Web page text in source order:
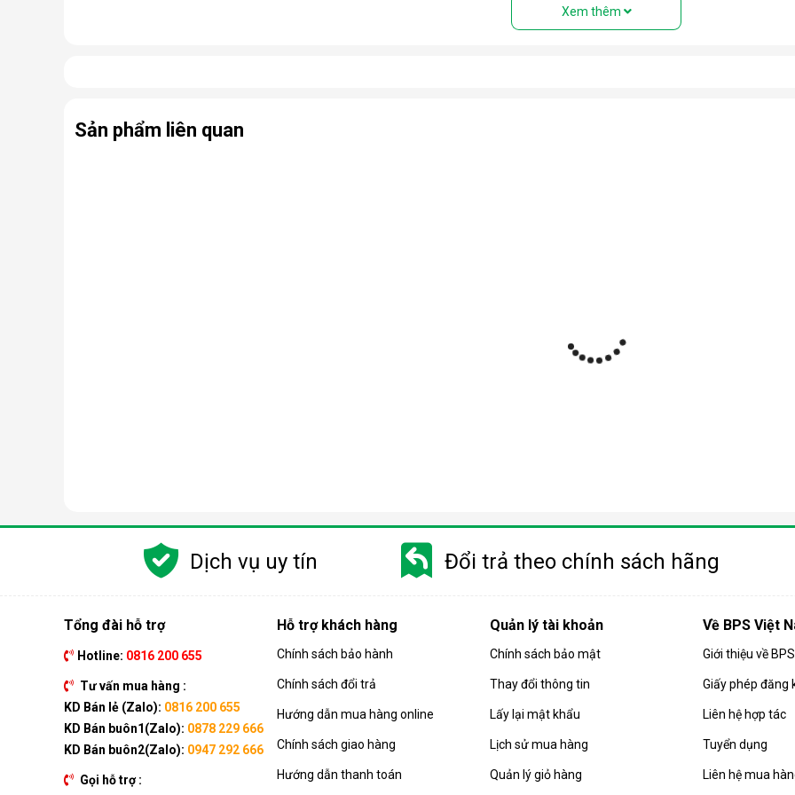
Nhưng thực chất, đây là một chiếc điều hòa “chính hiệu” với đầy đủ các bộ phận: Dàn nóng, dàn lạnh, máy nén, khí
Ưu điểm vượt trội của điều hòa di động
Xem thêm
Sản phẩm liên quan
Dịch vụ uy tín Đổi trả theo chính sách hãng
Tổng đài hỗ trợ
Hotline: 0816 200 655
Tư vấn mua hàng :
KD Bán lẻ (Zalo): 0816 200 655
KD Bán buôn1(Zalo): 0878 229 666
KD Bán buôn2(Zalo): 0947 292 666
Gọi hỗ trợ :
Hỗ trợ khách hàng
Chính sách bảo hành
Chính sách đổi trả
Hướng dẫn mua hàng online
Chính sách giao hàng
Hướng dẫn thanh toán
Quản lý tài khoản
Chính sách bảo mật
Thay đổi thông tin
Lấy lại mật khẩu
Lịch sử mua hàng
Quản lý giỏ hàng
Về BPS Việt
Giới thiệu về
Giấy phép đăng
Liên hệ hợp tác
Tuyển dụng
Liên hệ mua